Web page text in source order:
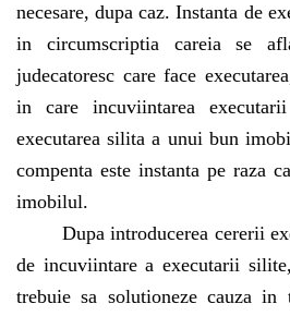
necesare, dupa caz. Instanta de
in circumscriptia careia se
judecatoresc care face
in care incuviintarea
executarea silita a unui bun
compenta este instanta pe raza
imobilul.
Dupa introducerea cererii
de incuviintare a executarii
trebuie sa solutioneze cauza